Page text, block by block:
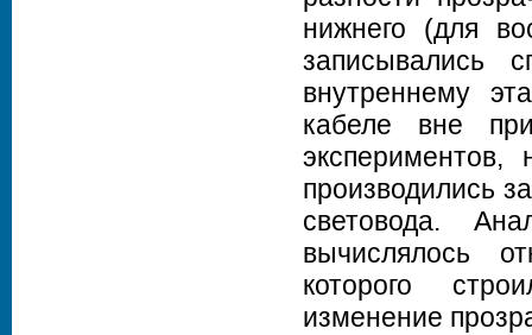
нижнего (для
записывались
внутреннему
кабеле вне
производились
световода.
вычислялось
которого
изменение